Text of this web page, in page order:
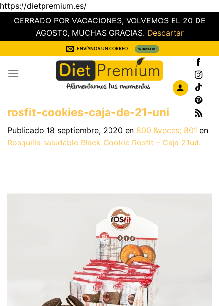
https://dietpremium.es/
CERRADO POR VACACIONES, VOLVEMOS EL 20 DE
AGOSTO, MUCHAS GRACIAS. Descartar
al
contenido
ENVÍANOS UN CORREO WHATSAPP
rosfit-cookies-caja-de-21-uni
Publicado 18 septiembre, 2020 en 800 &veces; 801 en
Rosquilla saludable Black Cookie Rosfit – Caja 21ud.